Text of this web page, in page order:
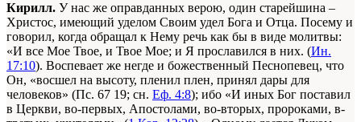
Кирилл. У нас же оправданных верою, один старейшина –
Христос, имеющий уделом Своим удел Бога и Отца. Посему и
говорил, когда обращал к Нему речь как бы в виде молитвы:
«И все Мое Твое, и Твое Мое; и Я прославился в них. (Ин.
17:10). Воспевает же негде и божественный Песнопевец, что
Он, «восшел на высоту, пленил плен, принял дары для
человеков» (Пс. 67 19; сн. Еф. 4:8); ибо «И иных Бог поставил
в Церкви, во-первых, Апостолами, во-вторых, пророками, в-